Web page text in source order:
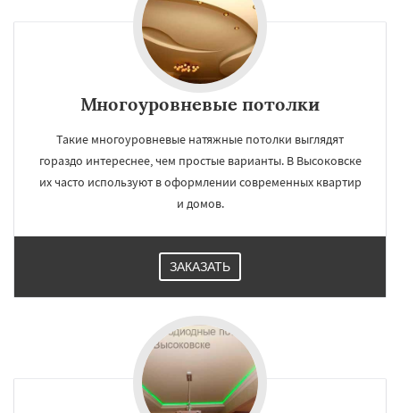
Многоуровневые потолки
Такие многоуровневые натяжные потолки выглядят
гораздо интереснее, чем простые варианты. В Высоковске
их часто используют в оформлении современных квартир
и домов.
ЗАКАЗАТЬ